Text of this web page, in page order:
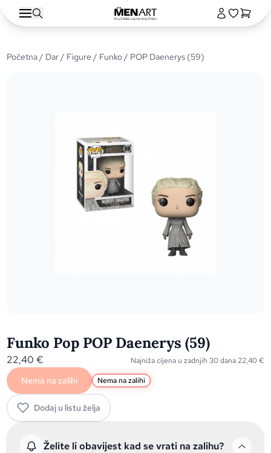
Početna/ Dar/ Figure / Funko/ POP Daenerys (59)
Funko Pop POP Daenerys (59)
22,40€ Najniža cijena u zadnjih 30 dana 22,40€
Nema na zalihi Nema na zalihi
Dodaj u listu želja
Želite li obavijest kad se vrati na zalihu?